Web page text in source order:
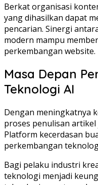
Berkat organisasi
yang dihasilkan dapat
pencarian. Sinergi
modern mampu
perkembangan website.
Masa Depan
Teknologi AI
Dengan meningkatnya
proses penulisan
Platform kecerdasan
perkembangan
Bagi pelaku industri
teknologi menjadi